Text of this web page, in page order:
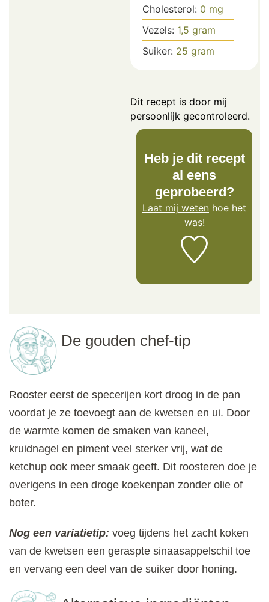
Cholesterol: 0 mg
Vezels: 1,5 gram
Suiker: 25 gram
Dit recept is door mij
persoonlijk gecontroleerd.
Heb je dit recept
al eens
geprobeerd?
Laat mij weten hoe het
was!
De gouden chef-tip
Rooster eerst de specerijen kort droog in de pan
voordat je ze toevoegt aan de kwetsen en ui. Door
de warmte komen de smaken van kaneel,
kruidnagel en piment veel sterker vrij, wat de
ketchup ook meer smaak geeft. Dit roosteren doe je
overigens in een droge koekenpan zonder olie of
boter.
Nog een variatietip: voeg tijdens het zacht koken
van de kwetsen een geraspte sinaasappelschil toe
en vervang een deel van de suiker door honing.